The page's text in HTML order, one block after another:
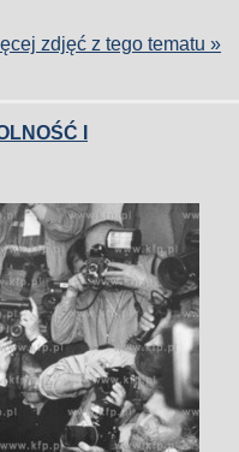
zdjęć z tego tematu »
I